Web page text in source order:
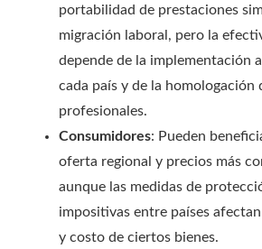
portabilidad de prestaciones
migración laboral, pero la
depende de la implementación
cada país y de la homologación
profesionales.
Consumidores: Pueden
oferta regional y precios más
aunque las medidas de
impositivas entre países
y costo de ciertos bienes.